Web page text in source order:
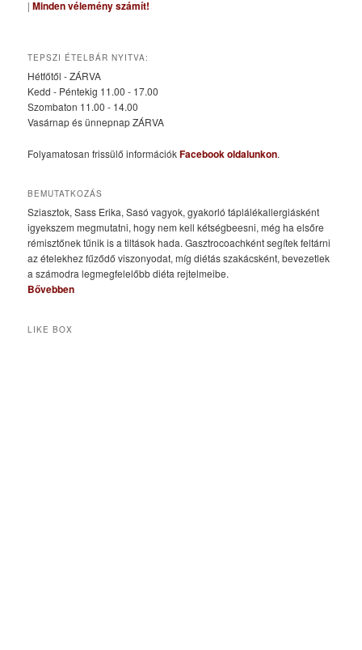
|Minden vélemény számít!
TEPSZI ÉTELBÁR NYITVA:
Hétfőtől - ZÁRVA
Kedd - Péntekig 11.00 - 17.00
Szombaton 11.00 - 14.00
Vasárnap és ünnepnap ZÁRVA
Folyamatosan frissülő információkFacebook oldalunkon.
BEMUTATKOZÁS
Sziasztok, Sass Erika, Sasó vagyok, gyakorló táplálékallergiásként
igyekszem megmutatni, hogy nem kell kétségbeesni, még ha elsőre
rémisztőnek tűnik is a tiltások hada. Gasztrocoachként segítek feltárni
az ételekhez fűződő viszonyodat, míg diétás szakácsként, bevezetlek
a számodra legmegfelelőbb diéta rejtelmeibe.
Bővebben
LIKE BOX